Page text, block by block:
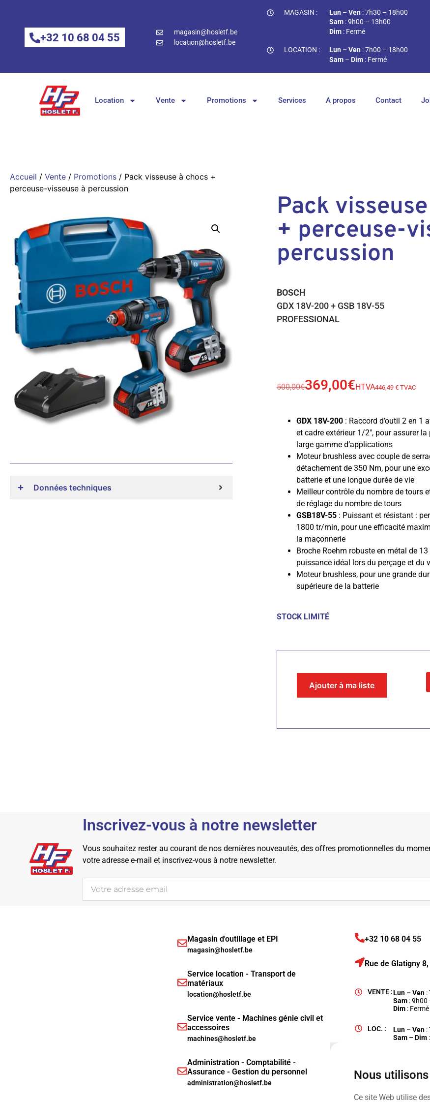
Nous
Ce site Web utilise
+32 10 68 04 55
magasin@hosletf.be
location@hosletf.be
MAGASIN : Lun – Ven : 7h30 – 18h00
Sam : 9h00 – 13h00
Dim : Fermé
LOCATION : Lun – Ven : 7h00 – 18h00
Sam – Dim : Fermé
Location Vente Promotions Services A propos Contact
Accueil / Vente / Promotions / Pack visseuse à chocs +
perceuse-visseuse à percussion
Données techniques
Pack
+ perceuse-
percussion
BOSCH
GDX 18V-200 + GSB 18V-55
PROFESSIONAL
500,00€369,00€HTVA446,49 € TVAC
GDX 18V-200: Raccord d’outil 2 en 1
et cadre extérieur 1/2″, pour assurer
large gamme d’applications
Moteur brushless avec couple de
détachement de 350 Nm, pour une
batterie et une longue durée de vie
Meilleur contrôle du nombre de tours
de réglage du nombre de tours
GSB18V-55: Puissant et résistant :
1800 tr/min, pour une efficacité
la maçonnerie
Broche Roehm robuste en métal de
puissance idéal lors du perçage et du
Moteur brushless, pour une grande
supérieure de la batterie
STOCK LIMITÉ
Ajouter à ma liste
Inscrivez-vous à notre newsletter
Vous souhaitez rester au courant de nos dernières nouveautés, des offres promotionnelles du
votre adresse e-mail et inscrivez-vous à notre newsletter.
Magasin d'outillage et EPI
magasin@hosletf.be
Service location - Transport de
matériaux
location@hosletf.be
Service vente - Machines génie civil et
accessoires
machines@hosletf.be
Administration - Comptabilité -
Assurance - Gestion du personnel
administration@hosletf.be
+32 10 68 04 55
Rue de Glatigny
VENTE :Lun – Ven :
Sam : 9h00
Dim : Fermé
LOC. : Lun – Ven :
Sam – Dim